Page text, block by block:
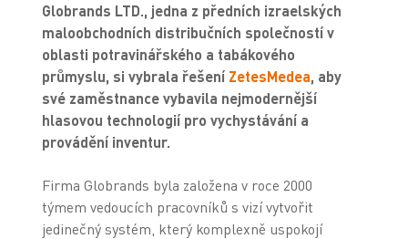
Globrands LTD., jedna z předních izraelských
maloobchodních distribučních společností v
oblasti potravinářského a tabákového
průmyslu, si vybrala řešení ZetesMedea, aby
své zaměstnance vybavila nejmodernější
hlasovou technologií pro vychystávání a
provádění inventur.
Firma Globrands byla založena v roce 2000
týmem vedoucích pracovníků s vizí vytvořit
jedinečný systém, který komplexně uspokojí